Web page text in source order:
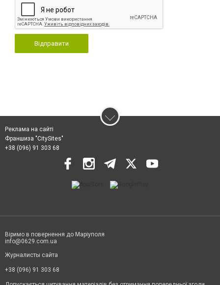
Відправити
Реклама на сайті
Франшиза "CitySites"
+38 (096) 91 303 68
Віримо в повернення до Маріуполя
info@0629.com.ua
Журналисты сайта
+38 (096) 91 303 68